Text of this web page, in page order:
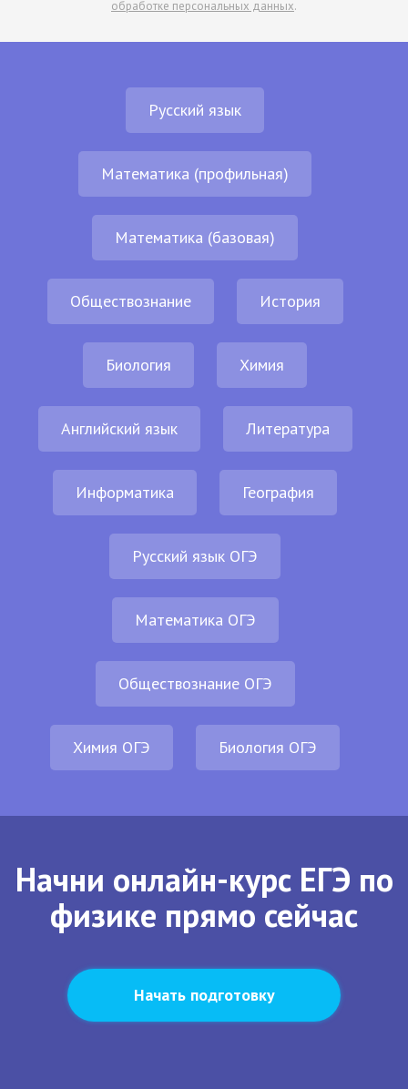
обработке персональных данных.
Русский язык
Математика (профильная)
Математика (базовая)
Обществознание История
Биология Химия
Английский язык Литература
Информатика География
Русский язык ОГЭ
Математика ОГЭ
Обществознание ОГЭ
Химия ОГЭ Биология ОГЭ
Начни онлайн-курс ЕГЭ по
физике прямо сейчас
Начать подготовку